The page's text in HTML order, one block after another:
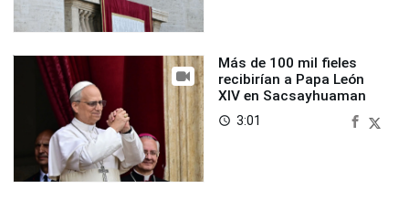
Más de 100 mil fieles
recibirían a Papa León
XIV en Sacsayhuaman
access_time 3:01